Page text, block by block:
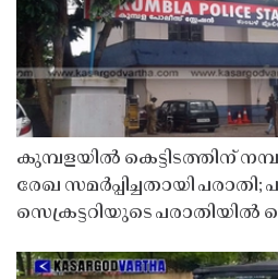
കുമ്പളയിൽ കെട്ടിടത്തിന്
രേഖ സമർപ്പിച്ചതായി
സെക്രട്ടറിയുടെ